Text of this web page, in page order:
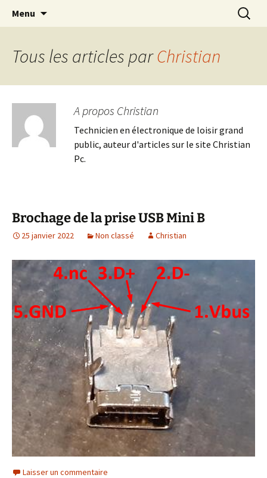
Christian Pc
Cours Dépannages informatique
Interventions rapides création de sites
internet
Menu
Tous les articles parChristian
A propos Christian
Technicien en électronique de loisir grand
public, auteur d'articles sur le site Christian
Pc.
Brochage de la prise USB Mini B
25 janvier 2022 Non classé Christian
Laisser un commentaire